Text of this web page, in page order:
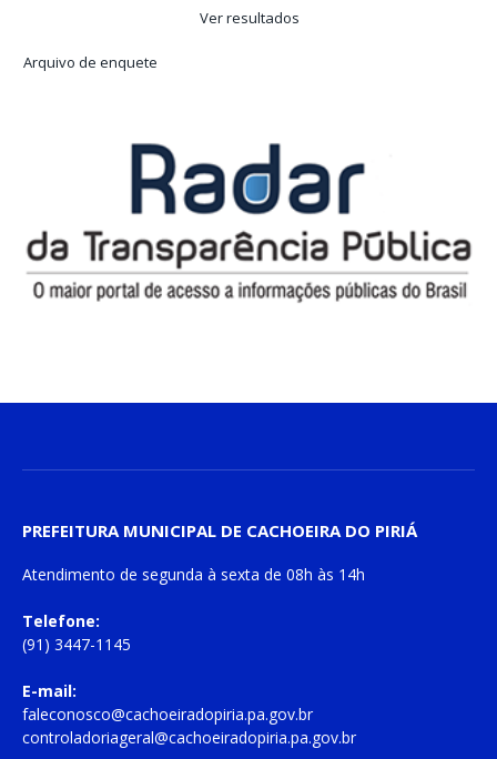
Ver resultados
Arquivo de enquete
PREFEITURA MUNICIPAL DE CACHOEIRA DO PIRIÁ
Atendimento de segunda à sexta de 08h às 14h
Telefone:
(91) 3447-1145
E-mail:
faleconosco@cachoeiradopiria.pa.gov.br
controladoriageral@cachoeiradopiria.pa.gov.br